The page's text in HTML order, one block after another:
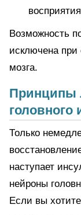
Возможность
исключена при
мозга.
Принципы
головного
Только
наступает
нейроны
Если вы